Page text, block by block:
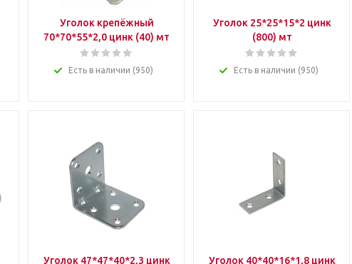
Уголок крепёжный
70*70*55*2,0 цинк (40) мт
Есть в наличии (950)
Уголок 25*25*15*2 цинк
(800) мт
Есть в наличии (950)
Уголок 47*47*40*2,3 цинк
Уголок 40*40*16*1,8 цинк